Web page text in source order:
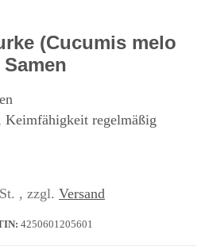
(Cucumis melo
Keimfähigkeit regelmäßig
, zzgl. Versand
4250601205601